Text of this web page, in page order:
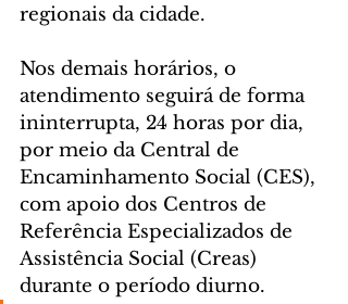
regionais da cidade.
Nos demais horários, o
atendimento seguirá de forma
ininterrupta, 24 horas por dia,
por meio da Central de
Encaminhamento Social (CES),
com apoio dos Centros de
Referência Especializados de
Assistência Social (Creas)
durante o período diurno.